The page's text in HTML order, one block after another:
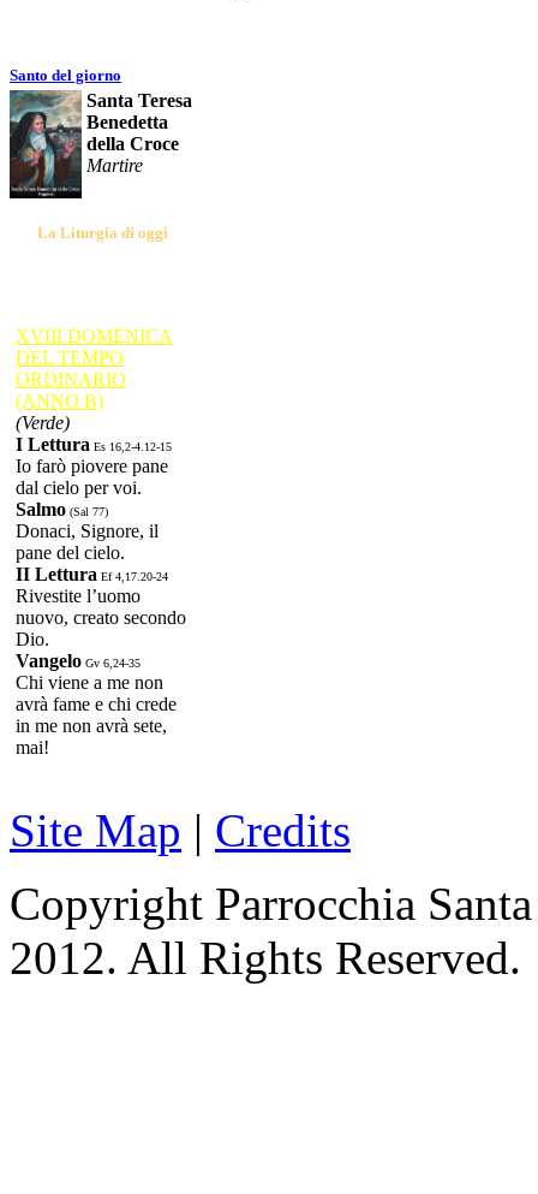
Santo del giorno
Santa Teresa
Benedetta
della Croce
Martire
La Liturgia di oggi
XVIII DOMENICA
DEL TEMPO
ORDINARIO
(ANNO B)
(Verde)
I Lettura Es 16,2-4.12-15
Io farò piovere pane
dal cielo per voi.
Salmo (Sal 77)
Donaci, Signore, il
pane del cielo.
II Lettura Ef 4,17.20-24
Rivestite l’uomo
nuovo, creato secondo
Dio.
Vangelo Gv 6,24-35
Chi viene a me non
avrà fame e chi crede
in me non avrà sete,
mai!
Site Map | Credits
Copyright Parrocchia
2012. All Rights Reserved.